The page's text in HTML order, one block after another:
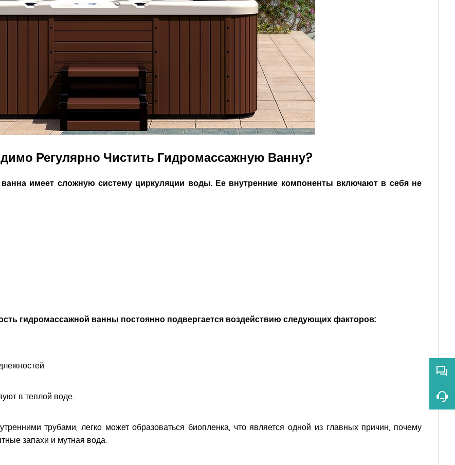
Регулярно Чистить Гидромассажную Ванну?
имеет сложную систему циркуляции воды. Ее внутренние компоненты включают в себя не
гидромассажной ванны постоянно подвергается воздействию следующих факторов:
в теплой воде.
трубами, легко может образоваться биопленка, что является одной из главных причин, почему
запахи и мутная вода.